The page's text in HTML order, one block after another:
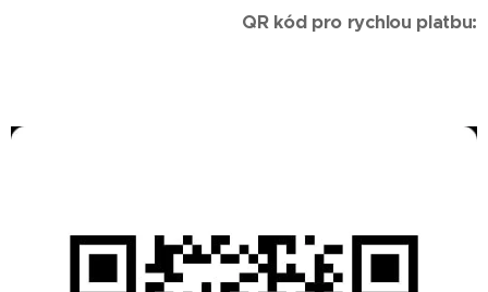
QR kód pro rychlou platbu: